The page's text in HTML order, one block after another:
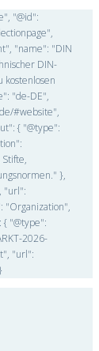
"@id":
"name": "DIN
DIN-
kostenlosen
"de-DE",
#website",
{ "@type":
},
"url":
"Organization",
"@type":
2026-
"url":